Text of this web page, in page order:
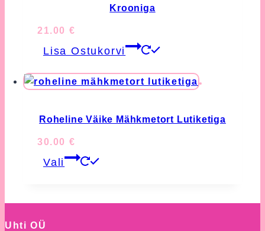
may
on
product
Krooniga
21.00 €
Lisa Ostukorvi
Roheline Väike Mähkmetort Lutiketiga
30.00 €
Vali
Uhti OÜ